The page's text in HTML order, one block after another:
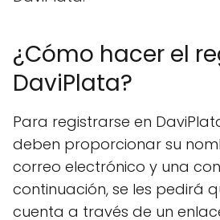
¿Cómo hacer el
DaviPlata?
Para registrarse en
deben proporcionar su
correo electrónico y una
continuación, se les pedirá
cuenta a través de un